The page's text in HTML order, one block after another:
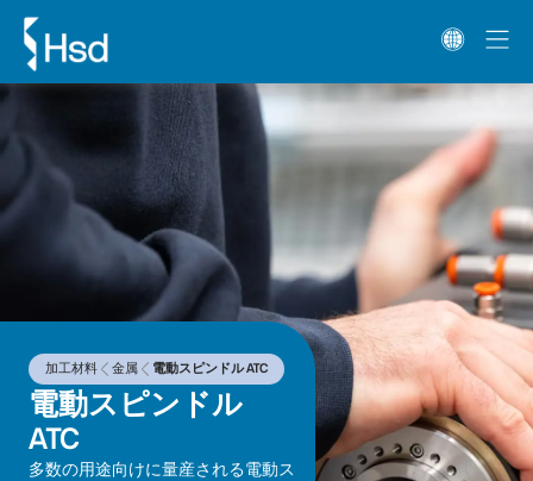
加工材料 金属 電動スピンドル ATC
電動スピンドル
ATC
多数の用途向けに量産される電動ス